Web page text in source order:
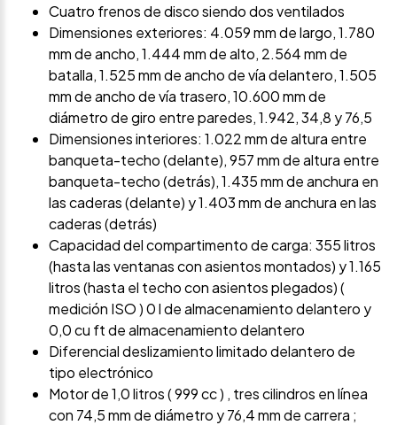
Cuatro frenos de disco siendo dos ventilados
Dimensiones exteriores: 4.059 mm de largo, 1.780
mm de ancho, 1.444 mm de alto, 2.564 mm de
batalla, 1.525 mm de ancho de vía delantero, 1.505
mm de ancho de vía trasero, 10.600 mm de
diámetro de giro entre paredes, 1.942, 34,8 y 76,5
Dimensiones interiores: 1.022 mm de altura entre
banqueta-techo (delante), 957 mm de altura entre
banqueta-techo (detrás), 1.435 mm de anchura en
las caderas (delante) y 1.403 mm de anchura en las
caderas (detrás)
Capacidad del compartimento de carga: 355 litros
(hasta las ventanas con asientos montados) y 1.165
litros (hasta el techo con asientos plegados) (
medición ISO ) 0 l de almacenamiento delantero y
0,0 cu ft de almacenamiento delantero
Diferencial deslizamiento limitado delantero de
tipo electrónico
Motor de 1,0 litros ( 999 cc ) , tres cilindros en línea
con 74,5 mm de diámetro y 76,4 mm de carrera ;